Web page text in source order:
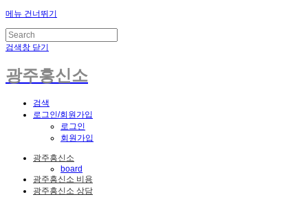
메뉴 건너뛰기
검색창 닫기
광주흥신소
검색
로그인/회원가입
로그인
회원가입
광주흥신소
board
광주흥신소 비용
광주흥신소 상담